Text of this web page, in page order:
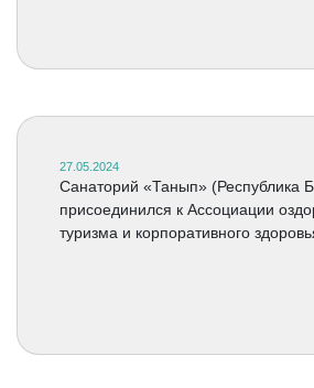
27.05.2024
Санаторий «Танып» (Республика
присоединился к Ассоциации
туризма и корпоративного